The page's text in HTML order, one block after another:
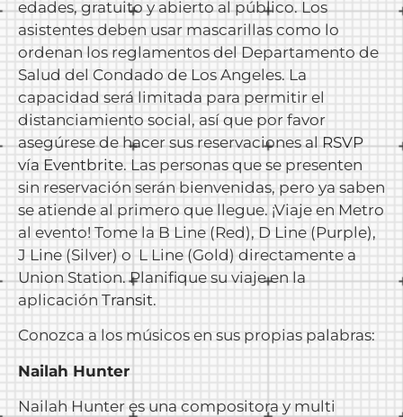
edades, gratuito y abierto al público. Los
asistentes deben usar mascarillas como lo
ordenan los reglamentos del Departamento de
Salud del Condado de Los Angeles. La
capacidad será limitada para permitir el
distanciamiento social, así que por favor
asegúrese de hacer sus reservaciones alRSVP
vía Eventbrite. Las personas que se presenten
sin reservación serán bienvenidas, pero ya saben
se atiende al primero que llegue. ¡Viaje en Metro
al evento! Tome la B Line (Red), D Line (Purple),
J Line (Silver) o L Line (Gold) directamente a
Union Station. Planifique su viaje en la
aplicación Transit.
Conozca a los músicos en sus propias palabras:
Nailah Hunter
Nailah Hunter es una compositora y multi